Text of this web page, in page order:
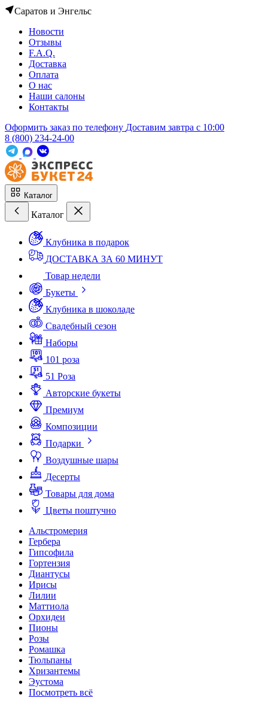
Саратов и Энгельс
Новости
Отзывы
F.A.Q.
Доставка
Оплата
О нас
Наши салоны
Контакты
Оформить заказ по телефону Доставим завтра c 10:00
8 (800) 234-24-00
Каталог
Каталог
Клубника в подарок
ДОСТАВКА ЗА 60 МИНУТ
Товар недели
Букеты
Клубника в шоколаде
Свадебный сезон
Наборы
101 роза
51 Роза
Авторские букеты
Премиум
Композиции
Подарки
Воздушные шары
Десерты
Товары для дома
Цветы поштучно
Альстромерия
Гербера
Гипсофила
Гортензия
Диантусы
Ирисы
Лилии
Маттиола
Орхидеи
Пионы
Розы
Ромашка
Тюльпаны
Хризантемы
Эустома
Посмотреть всё